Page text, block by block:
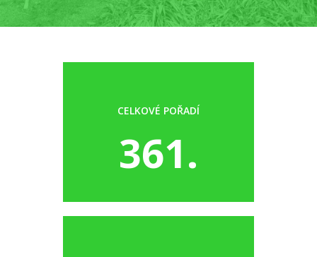
CELKOVÉ POŘADÍ
361.